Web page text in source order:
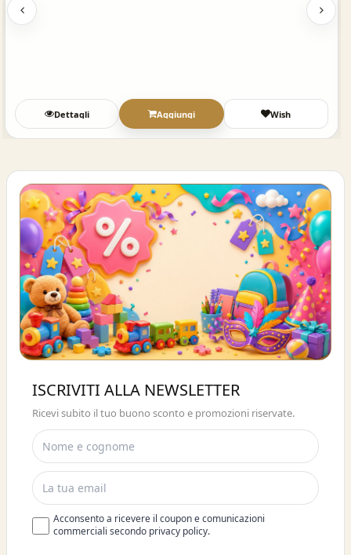
Dettagli Aggiungi Wish
ISCRIVITI E OTTIENI SUBITO UNO
SCONTO DEL 10%
ISCRIVITI ALLA NEWSLETTER
Ricevi subito il tuo buono sconto e promozioni riservate.
Acconsento a ricevere il coupon e comunicazioni
commerciali secondo privacy policy.